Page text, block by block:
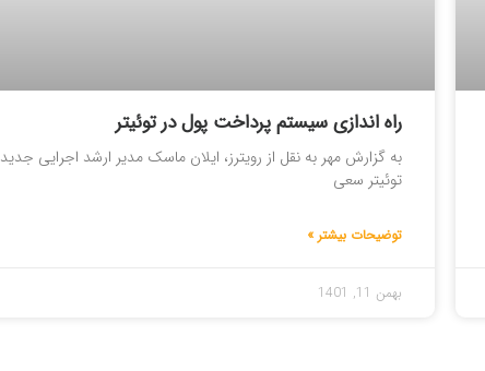
راه اندازی سیستم پرداخت پول در توئیتر
به گزارش مهر به نقل از رویترز، ایلان ماسک مدیر ارشد اجرایی جدید
توئیتر سعی
توضیحات بیشتر »
بهمن 11, 1401